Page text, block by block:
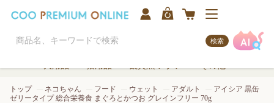
検索
トップ ネコちゃん フード ウェット アダルト
アイシア 黒缶
ゼリータイプ 総合栄養食 まぐろとかつお グレインフリー 70g